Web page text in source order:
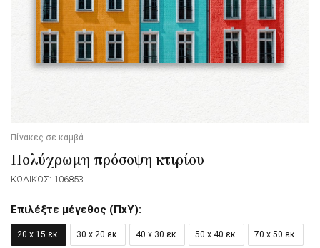
Πίνακες σε καμβά
Πολύχρωμη πρόσοψη κτιρίου
ΚΩΔΙΚΟΣ: 106853
Επιλέξτε μέγεθος (ΠxΥ):
20 x 15 εκ. 30 x 20 εκ. 40 x 30 εκ. 50 x 40 εκ. 70 x 50 εκ.